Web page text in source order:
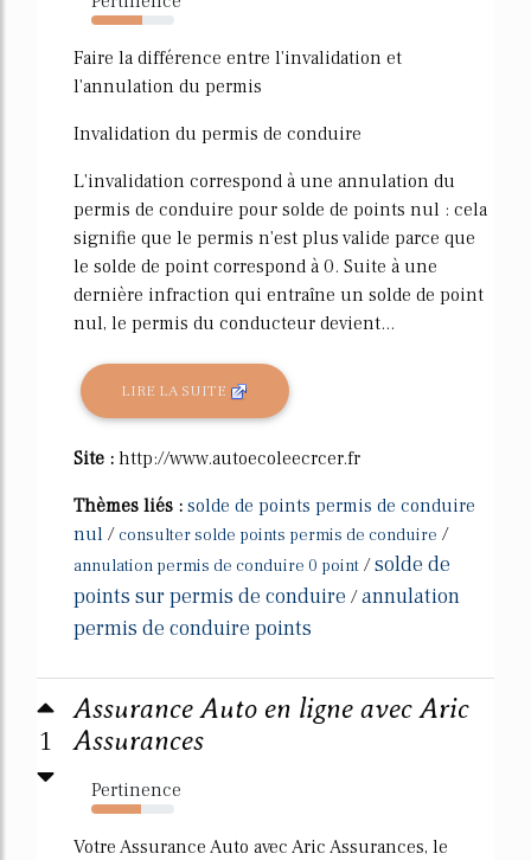
61%
Faire la différence entre l'invalidation et
l'annulation du permis
Invalidation du permis de conduire
L'invalidation correspond à une annulation du
permis de conduire pour solde de points nul : cela
signifie que le permis n'est plus valide parce que
le solde de point correspond à 0. Suite à une
dernière infraction qui entraîne un solde de point
nul, le permis du conducteur devient...
LIRE LA SUITE
Site : http://www.autoecoleecrcer.fr
Thèmes liés : solde de points permis de conduire
nul / consulter solde points permis de conduire /
annulation permis de conduire 0 point /solde de
points sur permis de conduire /annulation
permis de conduire points
1
Assurance Auto en ligne avec Aric
Assurances
Pertinence
60%
Votre Assurance Auto avec Aric Assurances, le